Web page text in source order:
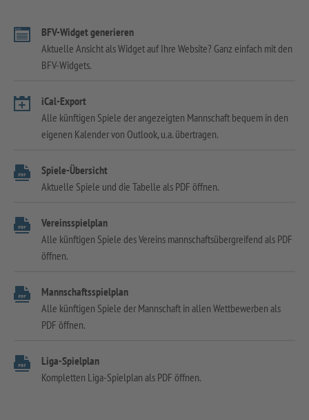
BFV-Widget generieren
Aktuelle Ansicht als Widget auf Ihre Website? Ganz einfach mit den
BFV-Widgets.
iCal-Export
Alle künftigen Spiele der angezeigten Mannschaft bequem in den
eigenen Kalender von Outlook, u.a. übertragen.
Spiele-Übersicht
Aktuelle Spiele und die Tabelle als PDF öffnen.
Vereinsspielplan
Alle künftigen Spiele des Vereins mannschaftsübergreifend als PDF
öffnen.
Mannschaftsspielplan
Alle künftigen Spiele der Mannschaft in allen Wettbewerben als
PDF öffnen.
Liga-Spielplan
Kompletten Liga-Spielplan als PDF öffnen.